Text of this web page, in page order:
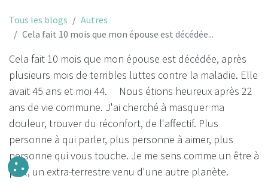
Tous les blogs
Autres
Cela fait 10 mois que mon épouse est décédée...
Cela fait 10 mois que mon épouse est décédée, après
plusieurs mois de terribles luttes contre la maladie. Elle
avait 45 ans et moi 44. Nous étions heureux après 22
ans de vie commune. J'ai cherché à masquer ma
douleur, trouver du réconfort, de l'affectif. Plus
personne à qui parler, plus personne à aimer, plus
personne qui vous touche. Je me sens comme un être à
part, un extra-terrestre venu d'une autre planète.